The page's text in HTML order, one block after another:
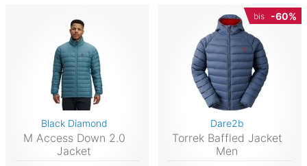
Black Diamond
M Access Down 2.0
Jacket
bis -60%
Dare2b
Torrek Baffled Jacket
Men